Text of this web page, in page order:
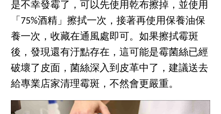
是不幸發霉了，可以先使用乾布擦掉，並使用
「75%酒精」擦拭一次，接著再使用保養油保
養一次，收藏在通風處即可。如果擦拭霉斑
後，發現還有汙點存在，這可能是霉菌絲已經
破壞了皮面，菌絲深入到皮革中了，建議送去
給專業店家清理霉斑，不然會更嚴重。